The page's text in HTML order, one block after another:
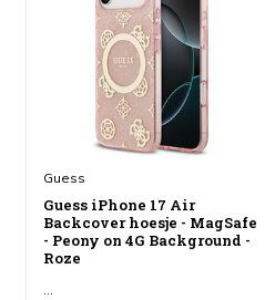
Guess
Guess iPhone 17 Air
Backcover hoesje - MagSafe
- Peony on 4G Background -
Roze
...